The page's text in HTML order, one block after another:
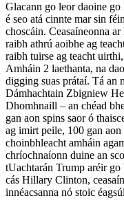
Glacann go leor daoine
é seo atá cinnte mar sin
choscáin. Ceasaíneonna
raibh athrú aoibhe ag
raibh tuirse ag teacht
Amháin 2 laethanta, na
digging suas prátaí. Tá an
Dámhachtain Zbigniew
Dhomhnaill – an chéad
gan aon spins saor ó
ag imirt peile, 100 gan
choinbhleacht amháin
chríochnaíonn duine an
tUachtarán Trump aréir
cás Hillary Clinton,
innéacsanna nó stoic